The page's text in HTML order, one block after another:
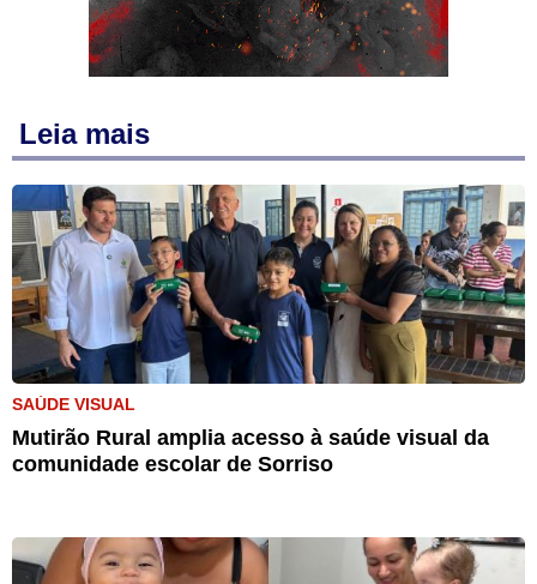
Leia mais
SAÚDE VISUAL
Mutirão Rural amplia acesso à saúde visual da
comunidade escolar de Sorriso